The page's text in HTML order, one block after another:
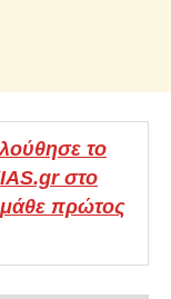
το
στο
πρώτος